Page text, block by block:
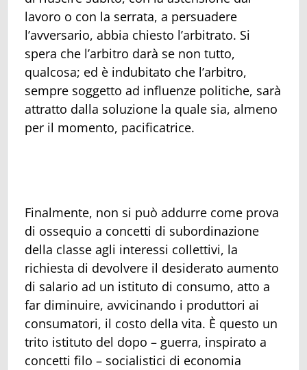
lavoro o con la serrata, a persuadere
l’avversario, abbia chiesto l’arbitrato. Si
spera che l’arbitro darà se non tutto,
qualcosa; ed è indubitato che l’arbitro,
sempre soggetto ad influenze politiche, sarà
attratto dalla soluzione la quale sia, almeno
per il momento, pacificatrice.
Finalmente, non si può addurre come prova
di ossequio a concetti di subordinazione
della classe agli interessi collettivi, la
richiesta di devolvere il desiderato aumento
di salario ad un istituto di consumo, atto a
far diminuire, avvicinando i produttori ai
consumatori, il costo della vita. È questo un
trito istituto del dopo – guerra, inspirato a
concetti filo – socialistici di economia